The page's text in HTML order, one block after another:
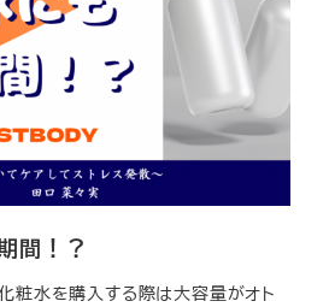
間！？
粧水を購入する際は大容量がオト